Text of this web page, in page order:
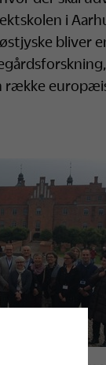
i
bliver
række